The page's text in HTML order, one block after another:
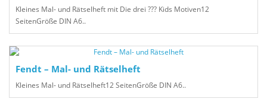
Kleines Mal- und Rätselheft mit Die drei ??? Kids Motiven12
SeitenGröße DIN A6..
Fendt – Mal- und Rätselheft
Kleines Mal- und Rätselheft12 SeitenGröße DIN A6..